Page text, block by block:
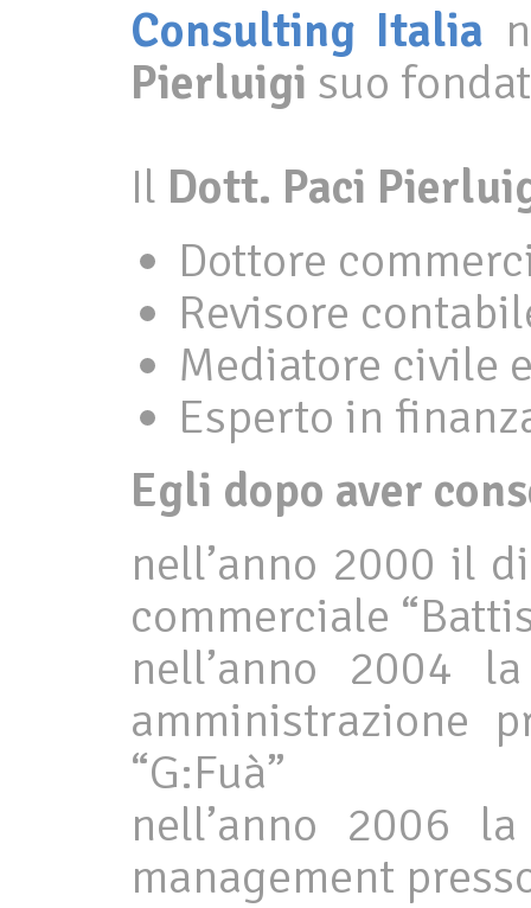
Consulting Italia
Pierluigi suo
Il Dott. Paci
Dottore
Revisore
Mediatore civile
Esperto in
Egli dopo aver
nell’anno 2000 il
commerciale
nell’anno 2004
amministrazione
“G:Fuà”
nell’anno 2006
management